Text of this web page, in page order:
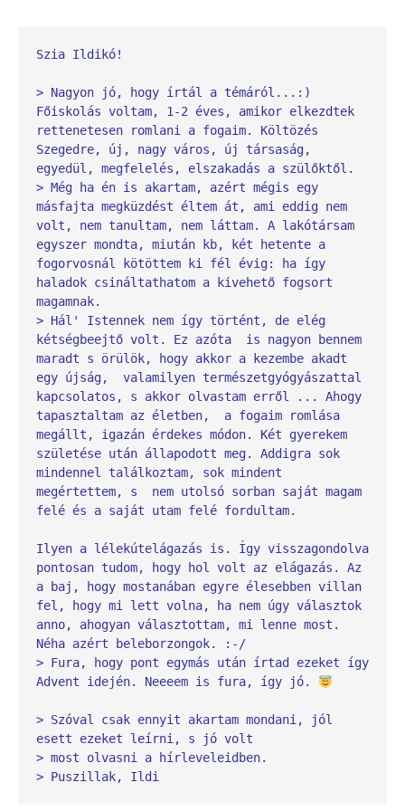
Szia Ildikó!
> Nagyon jó, hogy írtál a témáról...:)
Főiskolás voltam, 1-2 éves, amikor elkezdtek
rettenetesen romlani a fogaim. Költözés
Szegedre, új, nagy város, új társaság,
egyedül, megfelelés, elszakadás a szülőktől.
> Még ha én is akartam, azért mégis egy
másfajta megküzdést éltem át, ami eddig nem
volt, nem tanultam, nem láttam. A lakótársam
egyszer mondta, miután kb, két hetente a
fogorvosnál kötöttem ki fél évig: ha így
haladok csináltathatom a kivehető fogsort
magamnak.
> Hál' Istennek nem így történt, de elég
kétségbeejtő volt. Ez azóta  is nagyon bennem
maradt s örülök, hogy akkor a kezembe akadt
egy újság,  valamilyen természetgyógyászattal
kapcsolatos, s akkor olvastam erről ... Ahogy
tapasztaltam az életben,  a fogaim romlása
megállt, igazán érdekes módon. Két gyerekem
születése után állapodott meg. Addigra sok
mindennel találkoztam, sok mindent
megértettem, s  nem utolsó sorban saját magam
felé és a saját utam felé fordultam.
Ilyen a lélekútelágazás is. Így visszagondolva
pontosan tudom, hogy hol volt az elágazás. Az
a baj, hogy mostanában egyre élesebben villan
fel, hogy mi lett volna, ha nem úgy választok
anno, ahogyan választottam, mi lenne most.
Néha azért beleborzongok. :-/
> Fura, hogy pont egymás után írtad ezeket így
Advent idején. Neeeem is fura, így jó.
> Szóval csak ennyit akartam mondani, jól
esett ezeket leírni, s jó volt
> most olvasni a hírleveleidben.
> Puszillak, Ildi